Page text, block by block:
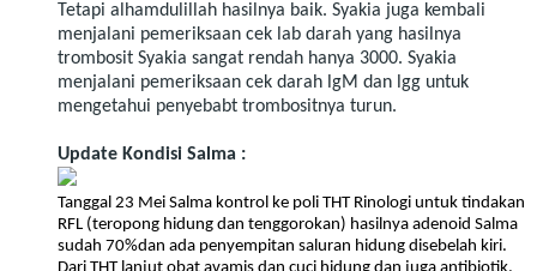
Tetapi alhamdulillah hasilnya baik. Syakia juga kembali
menjalani pemeriksaan cek lab darah yang hasilnya
trombosit Syakia sangat rendah hanya 3000. Syakia
menjalani pemeriksaan cek darah lgM dan lgg untuk
mengetahui penyebabt trombositnya turun.
Update Kondisi Salma :
Tanggal 23 Mei Salma kontrol ke poli THT Rinologi untuk tindakan
RFL (teropong hidung dan tenggorokan) hasilnya adenoid Salma
sudah 70%dan ada penyempitan saluran hidung disebelah kiri.